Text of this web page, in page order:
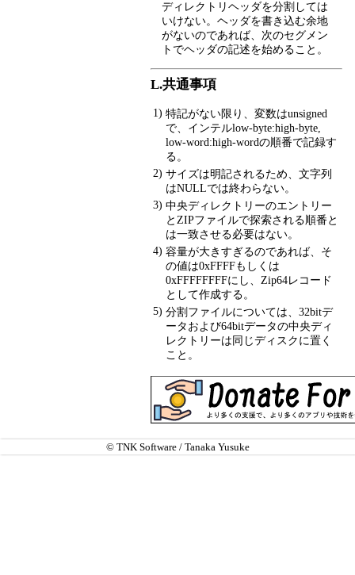
ディレクトリヘッダを分割しては
いけない。ヘッダを書き込む余地
がないのであれば、次のセグメン
トでヘッダの記述を始めること。
L.共通事項
1) 特記がない限り、変数はunsigned
で、インテルlow-byte:high-byte,
low-word:high-wordの順番で記録す
る。
2) サイズは明記されるため、文字列
はNULLでは終わらない。
3) 中央ディレクトリーのエントリー
とZIPファイルで探索される順番と
は一致させる必要はない。
4) 容量が大きすぎるのであれば、そ
の値は0xFFFFもしくは
0xFFFFFFFFにし、Zip64レコード
として作成する。
5) 分割ファイルについては、32bitデ
ータおよび64bitデータの中央ディ
レクトリーは同じディスクに置く
こと。
© TNK Software / Tanaka Yusuke